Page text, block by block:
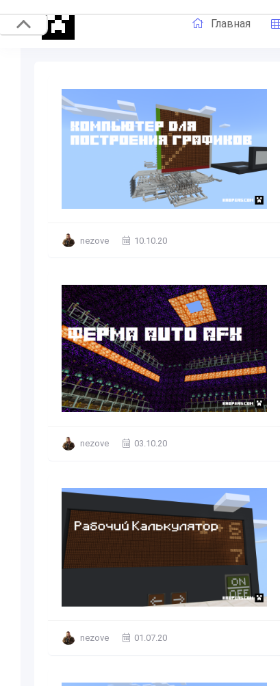
Главная
nezove 10.10.20
nezove 03.10.20
nezove 01.07.20